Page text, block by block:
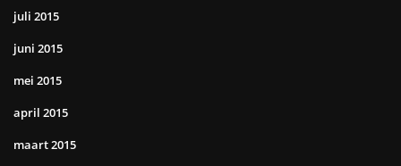
juli 2015
juni 2015
mei 2015
april 2015
maart 2015